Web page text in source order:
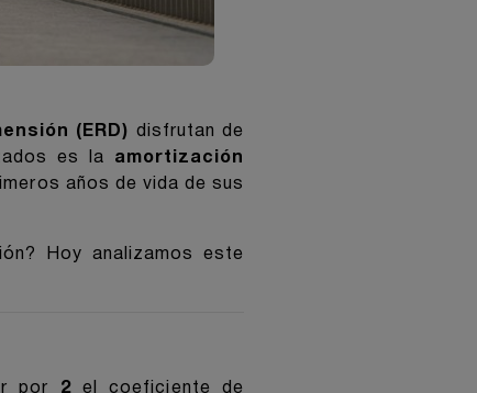
(ERD) disfrutan de
es la amortización
años de vida de sus
Hoy analizamos este
por 2el coeficiente de